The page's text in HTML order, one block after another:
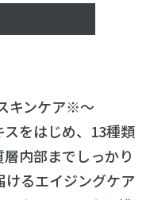
キンケア※～
スをはじめ、13種類
内部までしっかり
るエイジングケア